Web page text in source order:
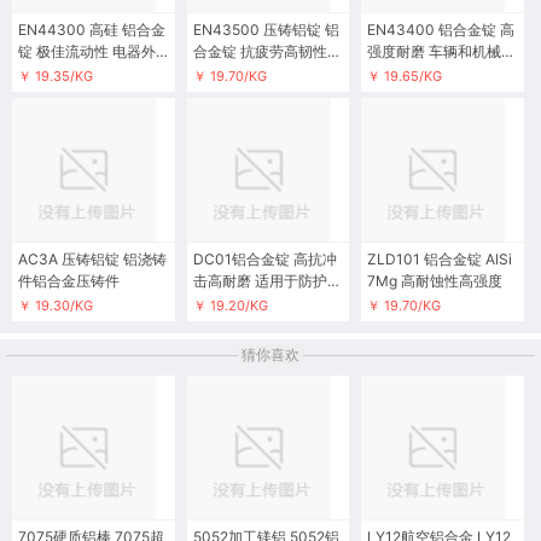
EN44300 高硅 铝合金
锭 极佳流动性 电器外
壳和厨房
￥ 19.35/KG
EN43500 压铸铝锭 铝
合金锭 抗疲劳高韧性
载荷的部件
￥ 19.70/KG
EN43400 铝合金锭 高
强度耐磨 车辆和机械部
件
￥ 19.65/KG
AC3A 压铸铝锭 铝浇铸
件铝合金压铸件
￥ 19.30/KG
DC01铝合金锭 高抗冲
击高耐磨 适用于防护设
备
￥ 19.20/KG
ZLD101 铝合金锭 AlSi
7Mg 高耐蚀性高强度
￥ 19.70/KG
猜你喜欢
7075硬质铝棒 7075超 5052加工镁铝 5052铝 LY12航空铝合金 LY12